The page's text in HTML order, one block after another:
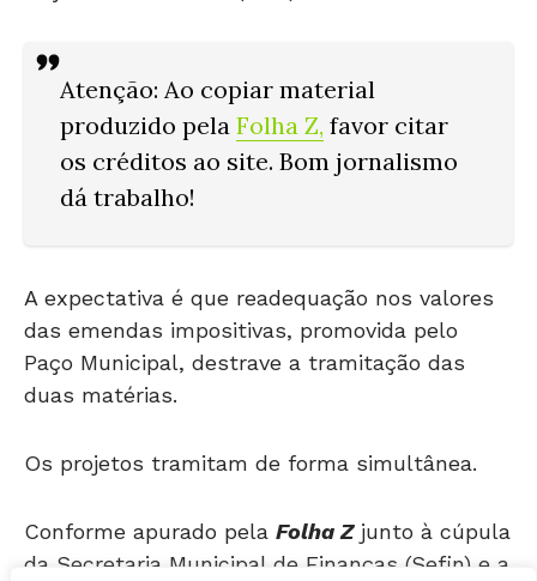
produzido pelaFolha Z,favor citar
os créditos ao site. Bom jornalismo
dá trabalho!
das emendas impositivas, promovida pelo
Paço Municipal, destrave a tramitação das
duas matérias.
da Secretaria Municipal de Finanças (Sefin) e a
integrantes da base do prefeito no Legislativo,